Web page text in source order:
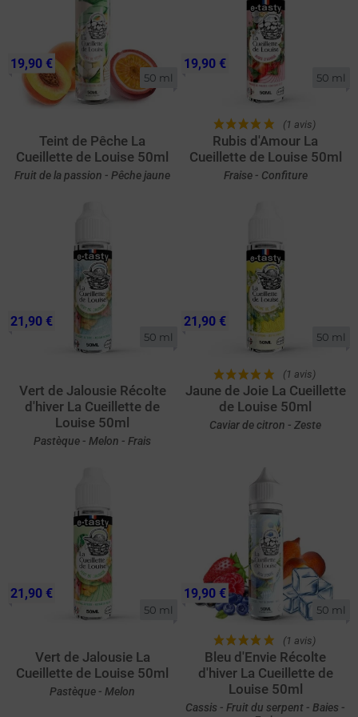
50 ml
Teint de Pêche La
Cueillette de Louise 50ml
Fruit de la passion - Pêche jaune
19,90 €
50 ml
(1 avis)
Rubis d'Amour La
Cueillette de Louise 50ml
Fraise - Confiture
19,90 €
50 ml
Vert de Jalousie Récolte
d'hiver La Cueillette de
Louise 50ml
Pastèque - Melon - Frais
21,90 €
50 ml
(1 avis)
Jaune de Joie La Cueillette
de Louise 50ml
Caviar de citron - Zeste
21,90 €
50 ml
Vert de Jalousie La
Cueillette de Louise 50ml
Pastèque - Melon
21,90 €
50 ml
(1 avis)
Bleu d'Envie Récolte
d'hiver La Cueillette de
Louise 50ml
Cassis - Fruit du serpent - Baies -
19,90 €